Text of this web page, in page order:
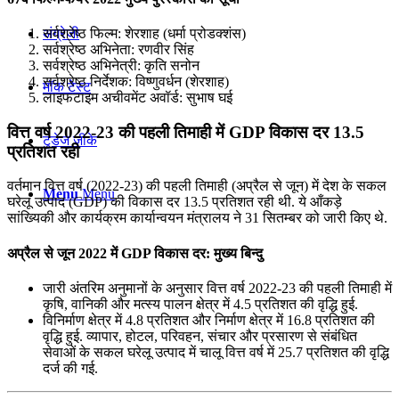
अंग्रेजी
मॉक टेस्ट
टुडेज जीके
Menu Menu
सर्वश्रेष्ठ फिल्म: शेरशाह (धर्मा प्रोडक्शंस)
सर्वश्रेष्ठ अभिनेता: रणवीर सिंह
सर्वश्रेष्ठ अभिनेत्री: कृति सनोन
सर्वश्रेष्ठ निर्देशक: विष्णुवर्धन (शेरशाह)
लाइफटाइम अचीवमेंट अवॉर्ड: सुभाष घई
वित्त वर्ष 2022-23 की पहली तिमाही में GDP विकास दर 13.5
प्रतिशत रही
वर्तमान वित्त वर्ष (2022-23) की पहली तिमाही (अप्रैल से जून) में देश के सकल
घरेलू उत्पाद (GDP) की विकास दर 13.5 प्रतिशत रही थी. ये आँकड़े
सांख्यिकी और कार्यक्रम कार्यान्वयन मंत्रालय ने 31 सितम्बर को जारी किए थे.
अप्रैल से जून 2022 में GDP विकास दर: मुख्य बिन्दु
जारी अंतरिम अनुमानों के अनुसार वित्त वर्ष 2022-23 की पहली तिमाही में
कृषि, वानिकी और मत्स्य पालन क्षेत्र में 4.5 प्रतिशत की वृद्धि हुई.
विनिर्माण क्षेत्र में 4.8 प्रतिशत और निर्माण क्षेत्र में 16.8 प्रतिशत की
वृद्धि हुई. व्यापार, होटल, परिवहन, संचार और प्रसारण से संबंधित
सेवाओं के सकल घरेलू उत्पाद में चालू वित्त वर्ष में 25.7 प्रतिशत की वृद्धि
दर्ज की गई.